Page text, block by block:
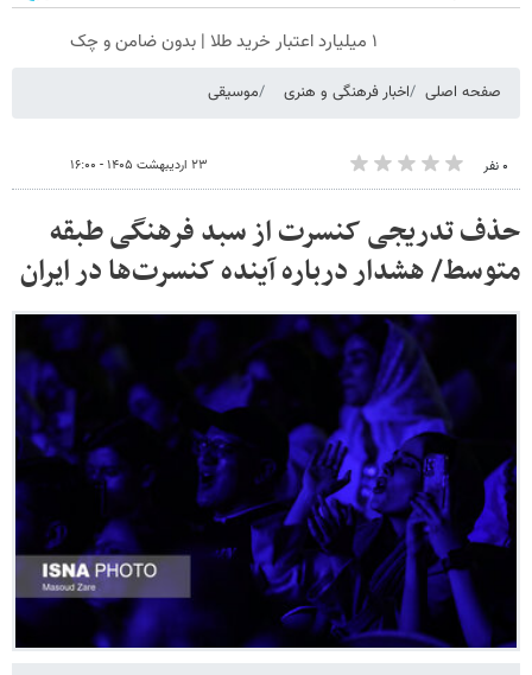
۱ میلیارد اعتبار خرید طلا | بدون ضامن و چک
صفحه اصلی اخبار فرهنگی و هنری موسیقی
۰ نفر ۲۳ اردیبهشت ۱۴۰۵ - ۱۶:۰۰
حذف تدریجی کنسرت از سبد فرهنگی طبقه
متوسط/ هشدار درباره آینده کنسرت‌ها در ایران